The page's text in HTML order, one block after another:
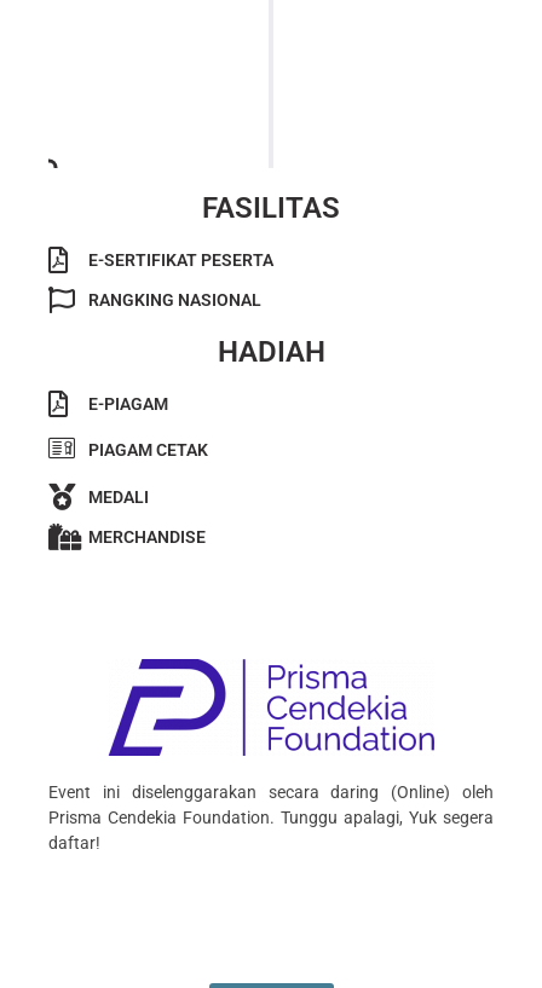
FASILITAS
E-SERTIFIKAT PESERTA
RANGKING NASIONAL
HADIAH
E-PIAGAM
PIAGAM CETAK
MEDALI
MERCHANDISE
Event ini diselenggarakan secara daring (Online) oleh
Prisma Cendekia Foundation. Tunggu apalagi, Yuk segera
daftar!